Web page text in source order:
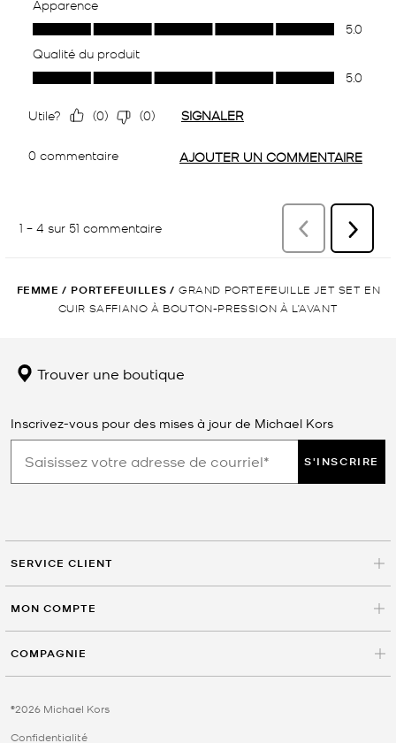
FEMME / PORTEFEUILLES / GRAND PORTEFEUILLE JET SET EN
CUIR SAFFIANO À BOUTON-PRESSION À L’AVANT
Trouver une boutique
Inscrivez-vous pour des mises à jour de Michael Kors
S'INSCRIRE
SERVICE CLIENT
MON COMPTE
COMPAGNIE
©2026 Michael Kors
Confidentialité